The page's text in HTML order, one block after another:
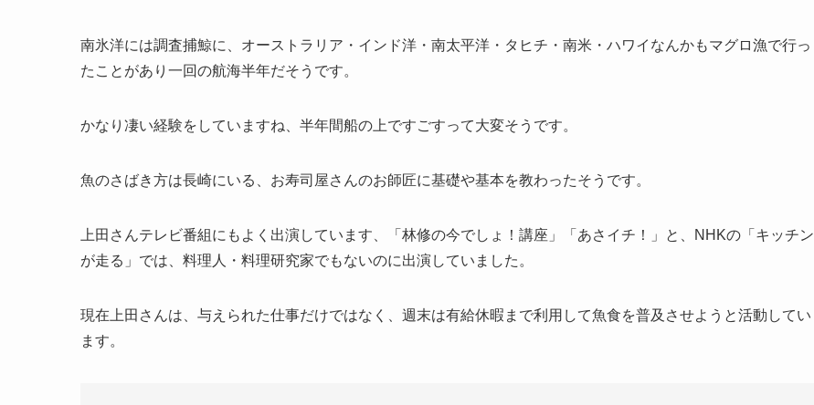
南氷洋には調査捕鯨に、オーストラリア・インド洋・南太平洋・タヒチ・南米・ハワイなんかもマグロ漁で行っ
たことがあり一回の航海半年だそうです。
かなり凄い経験をしていますね、半年間船の上ですごすって大変そうです。
魚のさばき方は長崎にいる、お寿司屋さんのお師匠に基礎や基本を教わったそうです。
上田さんテレビ番組にもよく出演しています、「林修の今でしょ！講座」「あさイチ！」と、NHKの「キッチン
が走る」では、料理人・料理研究家でもないのに出演していました。
現在上田さんは、与えられた仕事だけではなく、週末は有給休暇まで利用して魚食を普及させようと活動してい
ます。